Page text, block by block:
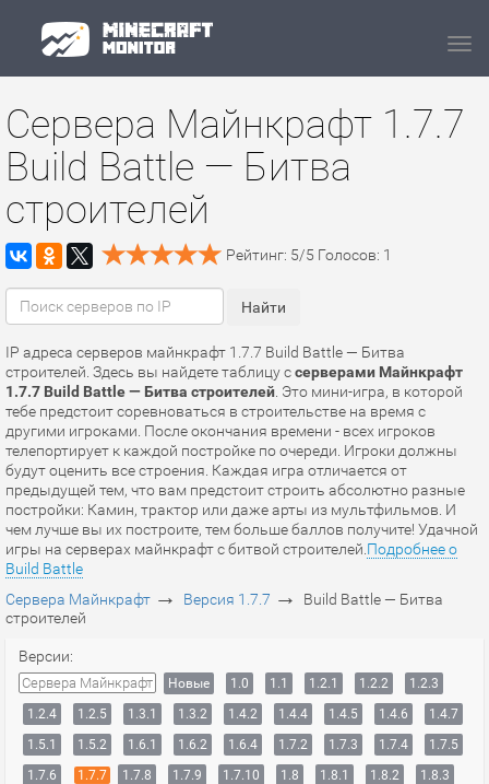
Сервера Майнкрафт 1.7.7
Build Battle — Битва
строителей
Рейтинг: 5/5 Голосов: 1
IP адреса серверов майнкрафт 1.7.7 Build Battle — Битва
строителей. Здесь вы найдете таблицу ссерверами Майнкрафт
1.7.7 Build Battle — Битва строителей . Это мини-игра, в которой
тебе предстоит соревноваться в строительстве на время с
другими игроками. После окончания времени - всех игроков
телепортирует к каждой постройке по очереди. Игроки должны
будут оценить все строения. Каждая игра отличается от
предыдущей тем, что вам предстоит строить абсолютно разные
постройки: Камин, трактор или даже арты из мультфильмов. И
чем лучше вы их построите, тем больше баллов получите! Удачной
игры на серверах майнкрафт с битвой строителей. Подробнее о
Build Battle
Сервера Майнкрафт → Версия 1.7.7 →
Build Battle — Битва
строителей
Версии:
Сервера Майнкрафт Новые 1.0 1.1 1.2.1 1.2.2
1.2.3
1.2.4
1.2.5 1.3.1 1.3.2 1.4.2 1.4.4 1.4.5 1.4.6
1.4.7
1.5.1
1.5.2 1.6.1 1.6.2 1.6.4 1.7.2 1.7.3 1.7.4
1.7.5
1.7.6
1.7.7 1.7.8 1.7.9 1.7.10 1.8 1.8.1 1.8.2
1.8.3